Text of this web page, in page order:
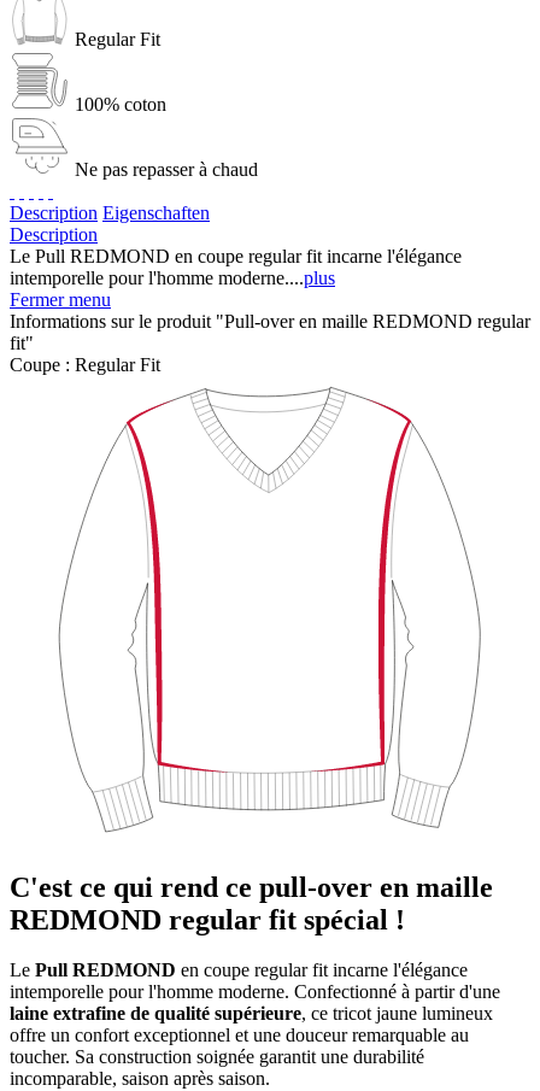
Regular Fit
100% coton
Ne pas repasser à chaud
Description Eigenschaften
Description
Le Pull REDMOND en coupe regular fit incarne l'élégance
intemporelle pour l'homme moderne....plus
Fermer menu
Informations sur le produit "Pull-over en maille REDMOND regular
fit"
Coupe : Regular Fit
C'est ce qui rend ce pull-over en maille
REDMOND regular fit spécial !
Le Pull REDMOND en coupe regular fit incarne l'élégance
intemporelle pour l'homme moderne. Confectionné à partir d'une
laine extrafine de qualité supérieure, ce tricot jaune lumineux
offre un confort exceptionnel et une douceur remarquable au
toucher. Sa construction soignée garantit une durabilité
incomparable, saison après saison.